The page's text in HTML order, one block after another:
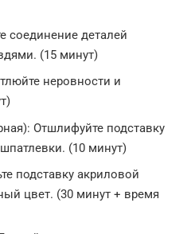
соединение деталей
(15 минут)
неровности и
Отшлифуйте подставку
(10 минут)
подставку акриловой
цвет. (30 минут + время